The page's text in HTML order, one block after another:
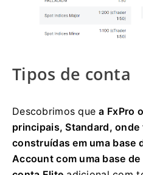
Tipos de conta
Descobrimos quea FxPro
principais, Standard, onde
construídas em uma base
Account com uma base